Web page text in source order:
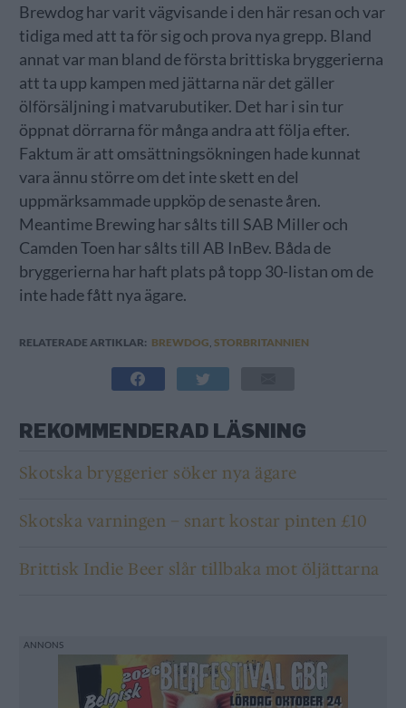
Brewdog har varit vägvisande i den här resan och var
tidiga med att ta för sig och prova nya grepp. Bland
annat var man bland de första brittiska bryggerierna
att ta upp kampen med jättarna när det gäller
ölförsäljning i matvarubutiker. Det har i sin tur
öppnat dörrarna för många andra att följa efter.
Faktum är att omsättningsökningen hade kunnat
vara ännu större om det inte skett en del
uppmärksammade uppköp de senaste åren.
Meantime Brewing har sålts till SAB Miller och
Camden Toen har sålts till AB InBev. Båda de
bryggerierna har haft plats på topp 30-listan om de
inte hade fått nya ägare.
RELATERADE ARTIKLAR: BREWDOG, STORBRITANNIEN
REKOMMENDERAD LÄSNING
Skotska bryggerier söker nya ägare
Skotska varningen – snart kostar pinten £10
Brittisk Indie Beer slår tillbaka mot öljättarna